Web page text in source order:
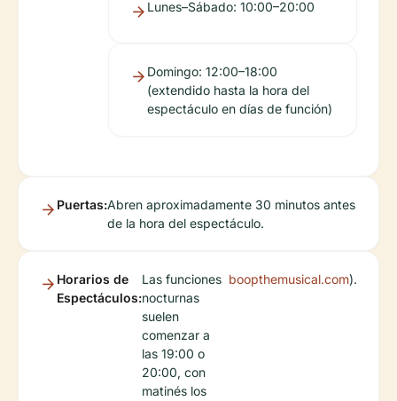
Lunes–Sábado: 10:00–20:00
Domingo: 12:00–18:00
(extendido hasta la hora del
espectáculo en días de función)
Puertas:Abren aproximadamente 30 minutos antes
de la hora del espectáculo.
Horarios de
Espectáculos:
Las funciones
nocturnas
suelen
comenzar a
las 19:00 o
20:00, con
matinés los
boopthemusical.com).